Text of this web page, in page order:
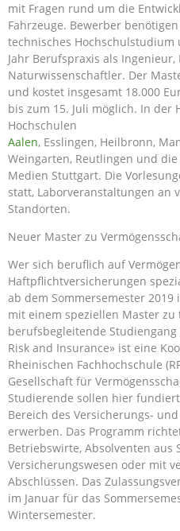
mit Fragen rund um die
Fahrzeuge. Bewerber
technisches Hochschulstudium
Jahr Berufspraxis als
Naturwissenschaftler. Der
und kostet insgesamt 18.000
bis zum 15. Juli möglich. In der
Hochschulen
Aalen, Esslingen, Heilbronn,
Weingarten, Reutlingen und
Medien Stuttgart. Die
statt, Laborveranstaltungen an
Standorten.
Neuer Master zu
Wer sich beruflich auf
Haftpflichtversicherungen
ab dem Sommersemester 2019
mit einem speziellen Master zu
berufsbegleitende
Risk and Insurance» ist eine
Rheinischen Fachhochschule
Gesellschaft für
Studierende sollen hier
Bereich des Versicherungs-
erwerben. Das Programm
Betriebswirte, Absolventen aus
Versicherungswesen oder mit
Abschlüssen. Das
im Januar für das
Wintersemester.